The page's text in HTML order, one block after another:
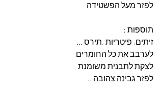
לפזר מעל הפשטידה
תוספות :
זיתים, פיטריות ,תירס ...
לערבב את כל החומרים
לצקת לתבנית משומנת
לפזר גבינה צהובה ..